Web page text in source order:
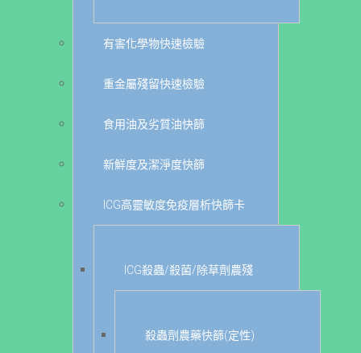
有害化學物快速檢驗
重金屬殘留快速檢驗
食用油及劣質油快篩
新鮮度及潔淨度快篩
ICG高靈敏度免疫層析快篩卡
ICG殺蟲/殺菌/除草劑農殘
殺蟲劑農藥快篩(定性)